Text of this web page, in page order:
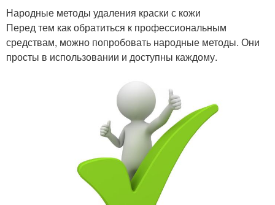
Народные методы удаления краски с кожи
Перед тем как обратиться к профессиональным
средствам, можно попробовать народные методы. Они
просты в использовании и доступны каждому.